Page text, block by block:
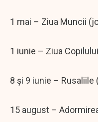
1 mai – Ziua Muncii
1 iunie – Ziua
8 și 9 iunie –
15 august –